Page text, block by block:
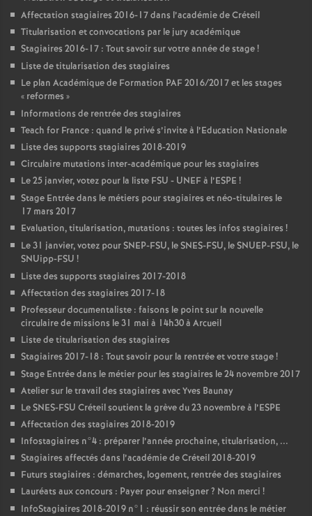
Affectation stagiaires 2016-17 dans l’académie de Créteil
Titularisation et convocations par le jury académique
Stagiaires 2016-17 : Tout savoir sur votre année de stage!
Liste de titularisation des stagiaires
Le plan Académique de Formation PAF2016/2017 et les stages
« reformes »
Informations de rentrée des stagiaires
Teach for France : quand le privé s’invite à l’Education Nationale
Liste des supports stagiaires 2018-2019
Circulaire mutations inter-académique pour les stagiaires
Le 25 janvier, votez pour la liste FSU - UNEFà l’ESPE !
Stage Entrée dans le métiers pour stagiaires et néo-titulaires le
17 mars 2017
Evaluation, titularisation, mutations : toutes les infos stagiaires !
Le 31 janvier, votez pourSNEP-FSU, leSNES-FSU, leSNUEP-FSU, le
SNUipp-FSU !
Liste des supports stagiaires 2017-2018
Affectation des stagiaires 2017-18
Professeur documentaliste : faisons le point sur la nouvelle
circulaire de missions le 31 mai à 14h30 à Arcueil
Liste de titularisation des stagiaires
Stagiaires 2017-18 : Tout savoir pour la rentrée et votre stage!
Stage Entrée dans le métier pour les stagiaires le 24 novembre 2017
Atelier sur le travail des stagiaires avec Yves Baunay
LeSNES-FSU Créteil soutient la grève du 23 novembre à l’ESPE
Affectation des stagiaires 2018-2019
Infostagiaires n°4 : préparer l’année prochaine, titularisation, ...
Stagiaires affectés dans l’académie de Créteil 2018-2019
Futurs stagiaires : démarches, logement, rentrée des stagiaires
Lauréats aux concours : Payer pour enseigner? Non merci !
InfoStagiaires 2018-2019 n°1 : réussir son entrée dans le métier